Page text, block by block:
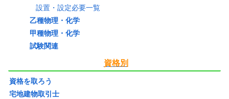
設置・設定必要一覧
乙種物理・化学
甲種物理・化学
試験関連
資格別
資格を取ろう
宅地建物取引士